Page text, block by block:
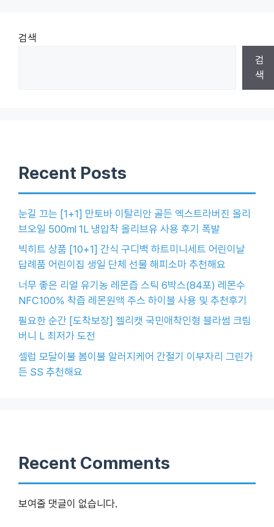
검색
검
색
Recent Posts
눈길 끄는 [1+1] 만토바 이탈리안 골든 엑스트라버진 올리
브오일 500ml 1L 냉압착 올리브유 사용 후기 폭발
빅히트 상품 [10+1] 간식 구디백 하트미니세트 어린이날
답례품 어린이집 생일 단체 선물 해피소마 추천해요
너무 좋은 리얼 유기농 레몬즙 스틱 6박스(84포) 레몬수
NFC100% 착즙 레몬원액 주스 하이볼 사용 및 추천후기
필요한 순간 [도착보장] 젤리캣 국민애착인형 블라썸 크림
버니 L 최저가 도전
셀럽 모달이불 봄이불 알러지케어 간절기 이부자리 그린가
든 SS 추천해요
Recent Comments
보여줄 댓글이 없습니다.